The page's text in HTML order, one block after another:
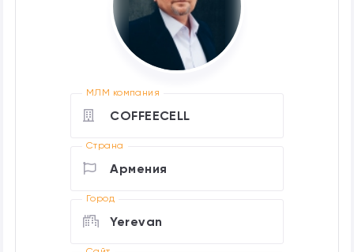
МЛМ компания
COFFEECELL
Страна
Армения
Город
Yerevan